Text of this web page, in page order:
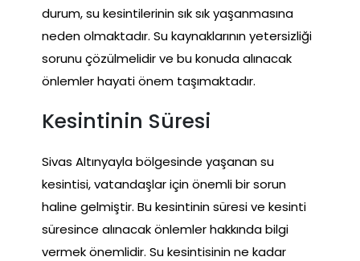
durum, su kesintilerinin sık sık yaşanmasına
neden olmaktadır. Su kaynaklarının yetersizliği
sorunu çözülmelidir ve bu konuda alınacak
önlemler hayati önem taşımaktadır.
Kesintinin Süresi
Sivas Altınyayla bölgesinde yaşanan su
kesintisi, vatandaşlar için önemli bir sorun
haline gelmiştir. Bu kesintinin süresi ve kesinti
süresince alınacak önlemler hakkında bilgi
vermek önemlidir. Su kesintisinin ne kadar